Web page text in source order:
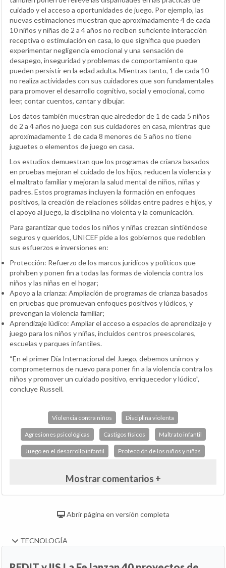
cuidado y el acceso a oportunidades de juego. Por ejemplo, las
nuevas estimaciones muestran que aproximadamente 4 de cada
10 niños y niñas de 2 a 4 años no reciben suficiente interacción
receptiva o estimulación en casa, lo que significa que pueden
experimentar negligencia emocional y una sensación de
desapego, inseguridad y problemas de comportamiento que
pueden persistir en la edad adulta. Mientras tanto, 1 de cada 10
no realiza actividades con sus cuidadores que son fundamentales
para promover el desarrollo cognitivo, social y emocional, como
leer, contar cuentos, cantar y dibujar.
Los datos también muestran que alrededor de 1 de cada 5 niños
de 2 a 4 años no juega con sus cuidadores en casa, mientras que
aproximadamente 1 de cada 8 menores de 5 años no tiene
juguetes o elementos de juego en casa.
Los estudios demuestran que los programas de crianza basados
en pruebas mejoran el cuidado de los hijos, reducen la violencia y
el maltrato familiar y mejoran la salud mental de niños, niñas y
padres. Estos programas incluyen la formación en enfoques
positivos, la creación de relaciones sólidas entre padres e hijos, y
el apoyo al juego, la disciplina no violenta y la comunicación.
Para garantizar que todos los niños y niñas crezcan sintiéndose
seguros y queridos, UNICEF pide a los gobiernos que redoblen
sus esfuerzos e inversiones en:
Protección: Refuerzo de los marcos jurídicos y políticos que
prohíben y ponen fin a todas las formas de violencia contra los
niños y las niñas en el hogar;
Apoyo a la crianza: Ampliación de programas de crianza basados
en pruebas que promuevan enfoques positivos y lúdicos, y
prevengan la violencia familiar;
Aprendizaje lúdico: Ampliar el acceso a espacios de aprendizaje y
juego para los niños y niñas, incluidos centros preescolares,
escuelas y parques infantiles.
“En el primer Día Internacional del Juego, debemos unirnos y
comprometernos de nuevo para poner fin a la violencia contra los
niños y promover un cuidado positivo, enriquecedor y lúdico”,
concluye Russell.
Violencia contra niños Disciplina violenta
Agresiones psicológicas Castigos físicos Maltrato infantil
Juego en el desarrollo infantil Protección de los niños y niñas
Mostrar comentarios +
Abrir página en versión completa
TECNOLOGÍA